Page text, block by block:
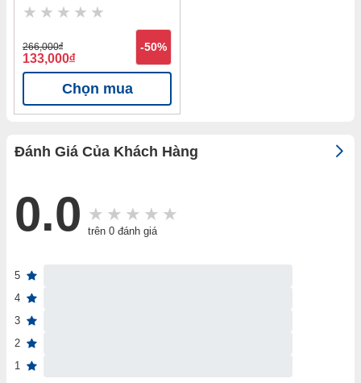
NNV70042WE1A
266,000đ
133,000đ
-50%
Chọn mua
Đánh Giá Của Khách Hàng
0.0 trên 0 đánh giá
5
4
3
2
1